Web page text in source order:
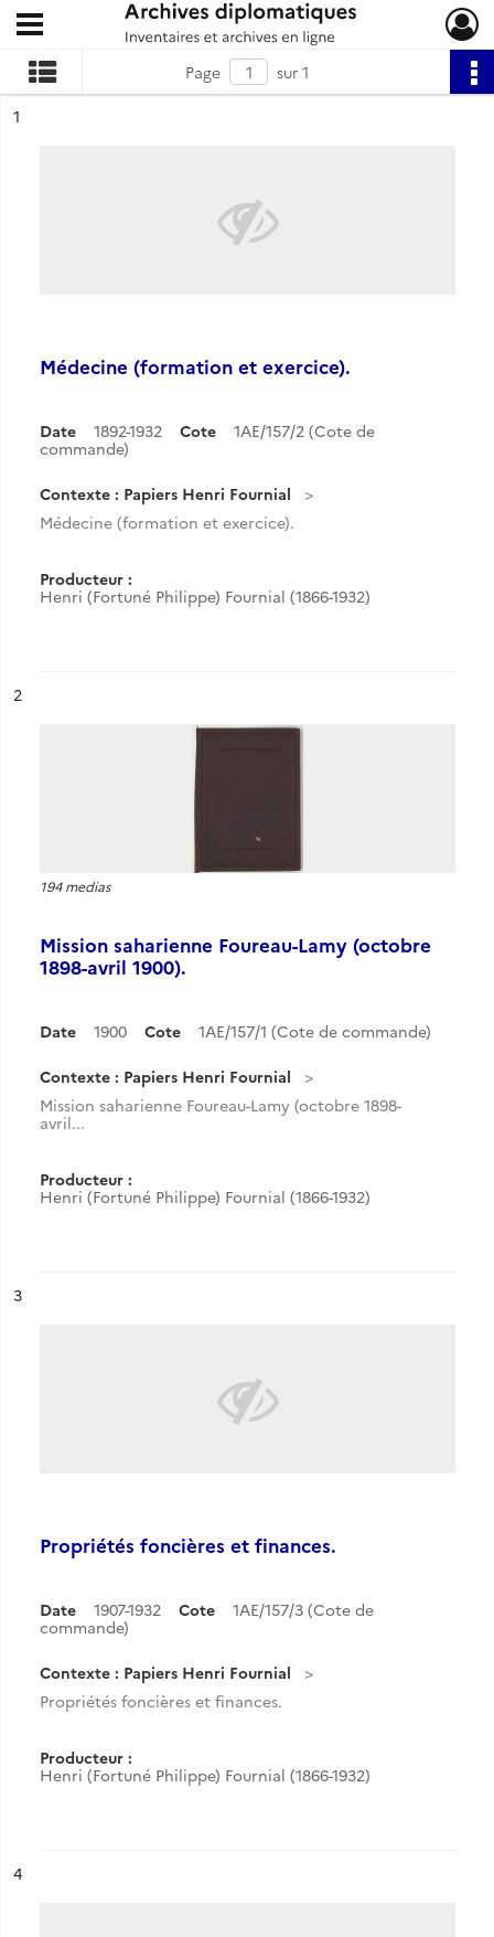
Archives diplomatiques
Ouvrir le menu déroulant
Page
sur 1
n°
1
Médecine (formation et exercice).
Date 1892-1932 Cote
1AE/157/2 (Cote de
commande)
Contexte : Papiers Henri Fournial
Médecine (formation et exercice).
Producteur :
Henri (Fortuné Philippe) Fournial (1866-1932)
n°
2
194 medias
Mission saharienne Foureau-Lamy (octobre
1898-avril 1900).
Date 1900 Cote 1AE/157/1 (Cote de commande)
Contexte : Papiers Henri Fournial
Mission saharienne Foureau-Lamy (octobre 1898-
avril...
Producteur :
Henri (Fortuné Philippe) Fournial (1866-1932)
n°
3
Propriétés foncières et finances.
Date 1907-1932 Cote
1AE/157/3 (Cote de
commande)
Contexte : Papiers Henri Fournial
Propriétés foncières et finances.
Producteur :
Henri (Fortuné Philippe) Fournial (1866-1932)
n°
4